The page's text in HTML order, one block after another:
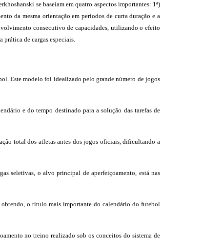
se baseiam em quatro aspectos importantes: 1ª)
da mesma orientação em períodos de curta duração e a
consecutivo de capacidades, utilizando o efeito
prática de cargas especiais.
Este modelo foi idealizado pelo grande número de jogos
e do tempo destinado para a solução das tarefas de
total dos atletas antes dos jogos oficiais, dificultando a
seletivas, o alvo principal de aperfeiçoamento, está nas
o título mais importante do calendário do futebol
no treino realizado sob os conceitos do sistema de